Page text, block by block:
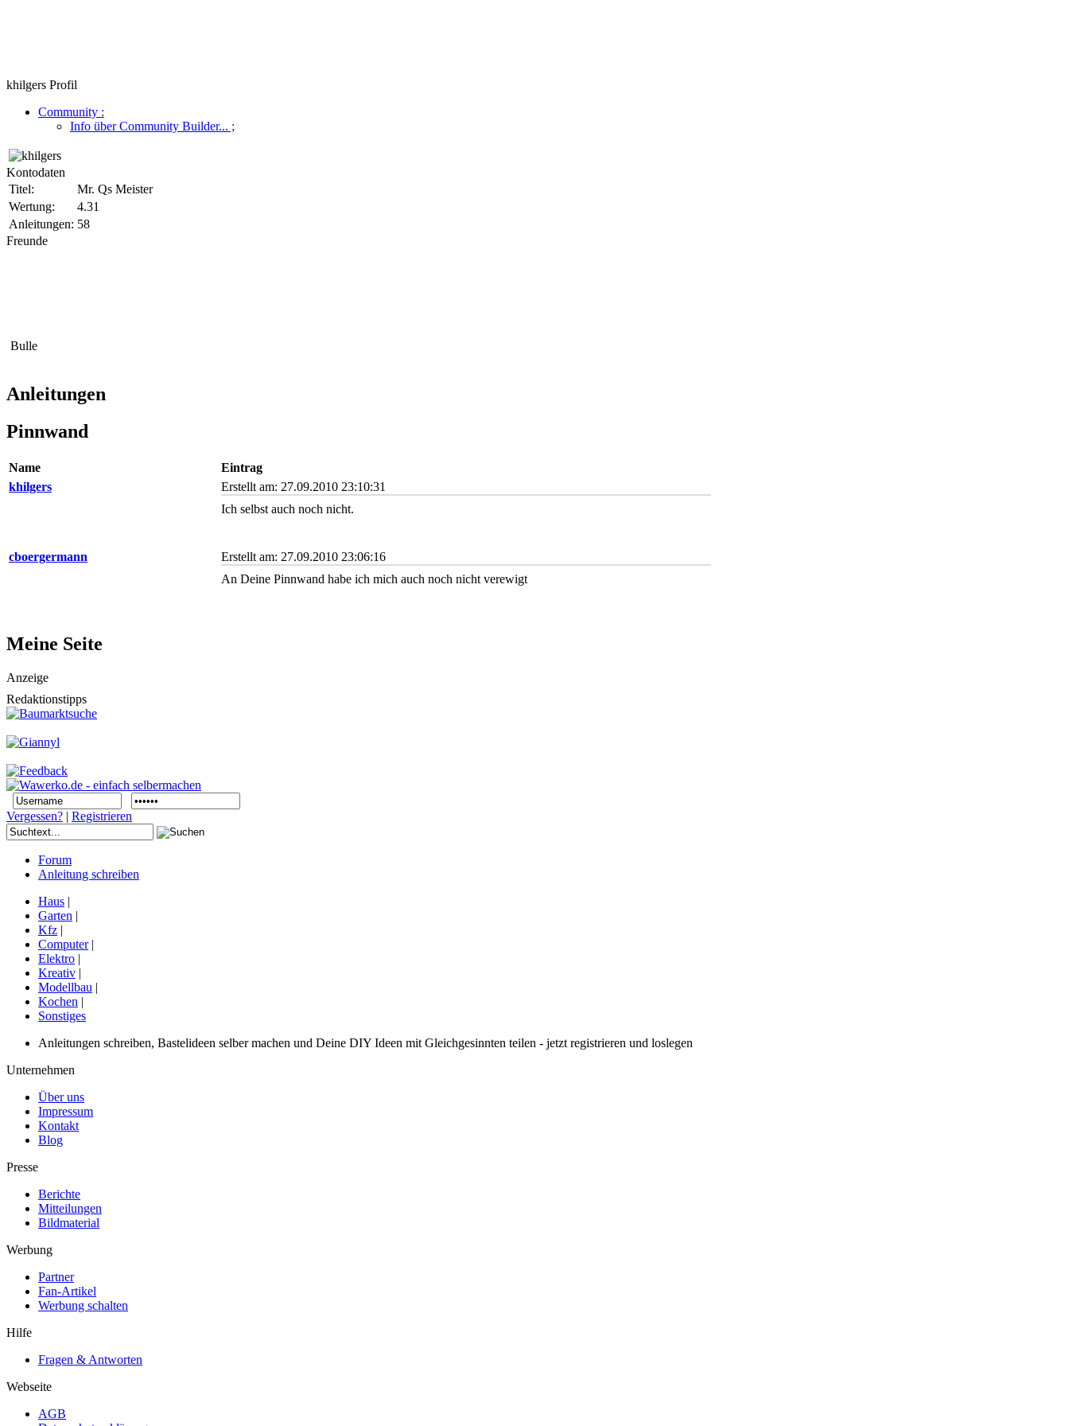
khilgers Profil
Community :
Info über Community Builder... ;
Kontodaten
Titel:
Mr. Qs Meister
Wertung:
4.31
Anleitungen: 58
Freunde
Bulle
Anleitungen
Pinnwand
Name
Eintrag
khilgers
Erstellt am: 27.09.2010 23:10:31
Ich selbst auch noch nicht.
cboergermann
Erstellt am: 27.09.2010 23:06:16
An Deine Pinnwand habe ich mich auch noch nicht verewigt
Meine Seite
Anzeige
Redaktionstipps
Vergessen? | Registrieren
Forum
Anleitung schreiben
Haus |
Garten |
Kfz |
Computer|
Elektro |
Kreativ |
Modellbau |
Kochen |
Sonstiges
Anleitungen schreiben, Bastelideen selber machen und Deine DIY Ideen mit Gleichgesinnten teilen - jetzt registrieren und loslegen
Unternehmen
Über uns
Impressum
Kontakt
Blog
Presse
Berichte
Mitteilungen
Bildmaterial
Werbung
Partner
Fan-Artikel
Werbung schalten
Hilfe
Fragen & Antworten
Webseite
AGB